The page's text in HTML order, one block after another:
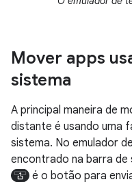
Mover apps
sistema
A principal maneira de
distante é usando uma
sistema. No emulador
encontrado na barra
é o botão para